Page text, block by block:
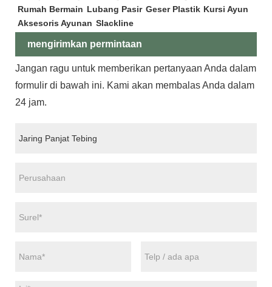
Rumah Bermain Lubang Pasir Geser Plastik Kursi Ayun
Aksesoris Ayunan Slackline
mengirimkan permintaan
Jangan ragu untuk memberikan pertanyaan Anda dalam
formulir di bawah ini. Kami akan membalas Anda dalam
24 jam.